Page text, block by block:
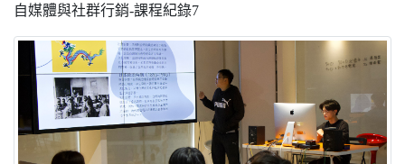
自媒體與社群行銷-課程紀錄7